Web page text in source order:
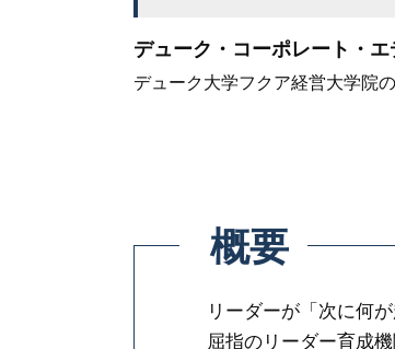
デューク・コーポレート・
デューク大学フクア経営大学院
概要
リーダーが「次に何
屈指のリーダー育成